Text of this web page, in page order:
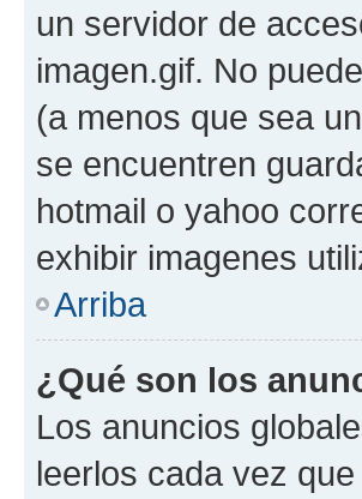
un servidor de
imagen.gif. No
(a menos que sea
se encuentren
hotmail o yahoo
exhibir imagenes
Arriba
¿Qué son los
Los anuncios
leerlos cada vez